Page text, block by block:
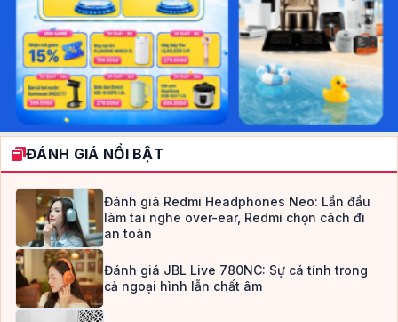
ĐÁNH GIÁ NỔI BẬT
Đánh giá Redmi Headphones Neo: Lần đầu
làm tai nghe over-ear, Redmi chọn cách đi
an toàn
Đánh giá JBL Live 780NC: Sự cá tính trong
cả ngoại hình lẫn chất âm